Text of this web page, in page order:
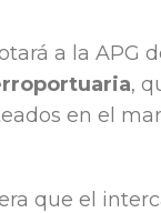
a la APG
,
en el
que el